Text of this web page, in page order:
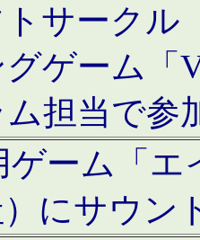
サークル
ゲーム「
担当で参
ゲーム「
にサウン